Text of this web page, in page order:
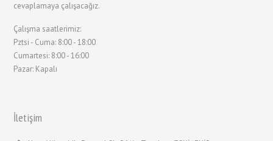
cevaplamaya çalışacağız.
Çalışma saatlerimiz:
Pztsi - Cuma: 8:00 - 18:00
Cumartesi: 8:00 - 16:00
Pazar: Kapalı
İletişim